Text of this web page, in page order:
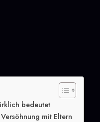
bedeutet
mit Eltern